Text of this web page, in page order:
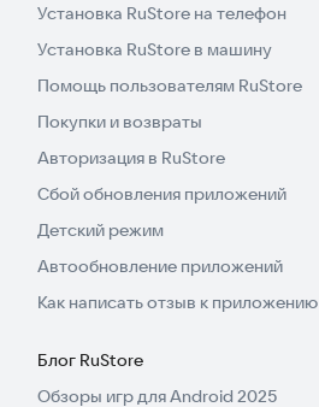
Установка RuStore на телефон
Установка RuStore в машину
Помощь пользователям RuStore
Покупки и возвраты
Авторизация в RuStore
Сбой обновления приложений
Детский режим
Автообновление приложений
Как написать отзыв к приложению
Блог RuStore
Обзоры игр для Android 2025